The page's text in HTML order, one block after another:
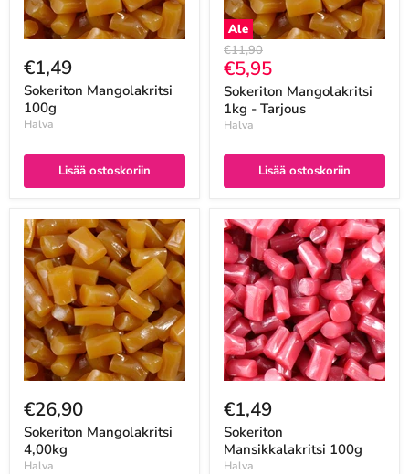
€1,49
Sokeriton Mangolakritsi
100g
Halva
Lisää ostoskoriin
Ale
Alkuperäinen
hinta
€11,90
Nykyinen
hinta
€5,95
Sokeriton Mangolakritsi
1kg - Tarjous
Halva
Lisää ostoskoriin
€26,90
Sokeriton Mangolakritsi
4,00kg
Halva
€1,49
Sokeriton
Mansikkalakritsi 100g
Halva